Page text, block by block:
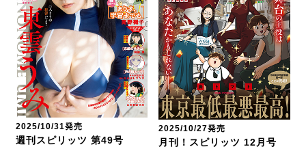
2025/10/31発売
週刊スピリッツ 第49号
2025/10/27発売
月刊！スピリッツ 12月号